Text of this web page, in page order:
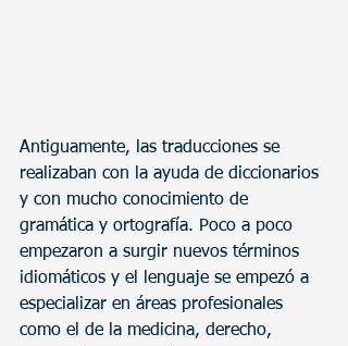
Antiguamente, las traducciones se
realizaban con la ayuda de diccionarios
y con mucho conocimiento de
gramática y ortografía. Poco a poco
empezaron a surgir nuevos términos
idiomáticos y el lenguaje se empezó a
especializar en áreas profesionales
como el de la medicina, derecho,